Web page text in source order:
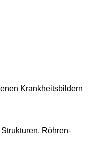
Krankheitsbildern
Röhren-